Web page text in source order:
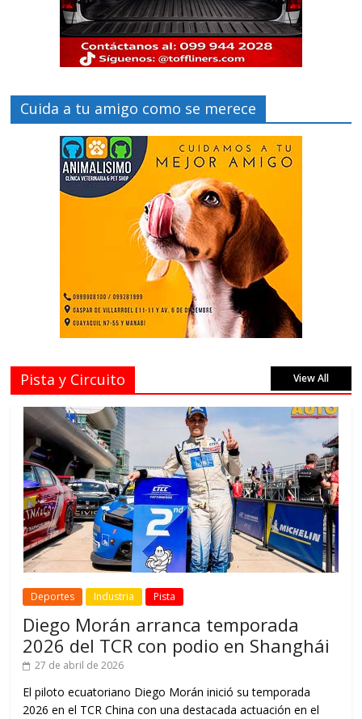
Cuida a tu amigo como se merece
Pista y Circuito View All
Deportes Industria Pista
Diego Morán arranca temporada
2026 del TCR con podio en Shanghái
27 de abril de 2026
El piloto ecuatoriano Diego Morán inició su temporada
2026 en el TCR China con una destacada actuación en el